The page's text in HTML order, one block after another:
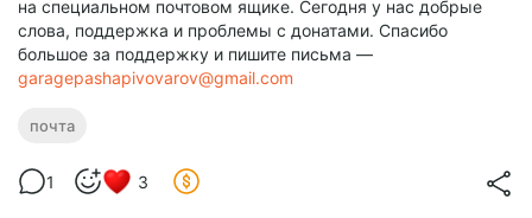
на специальном почтовом ящике. Сегодня у нас добрые
слова, поддержка и проблемы с донатами. Спасибо
большое за поддержку и пишите письма —
garagepashapivovarov@gmail.com
почта
1 3